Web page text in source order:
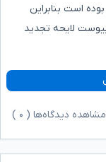
است بنابراین
لایحه تجدید
مشاهده دیدگاه‌ها ( ۰